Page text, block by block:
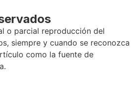
o parcial reproducción del
siempre y cuando se reconozca
como la fuente de